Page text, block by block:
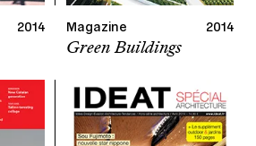
2014 Magazine 2014
Green Buildings